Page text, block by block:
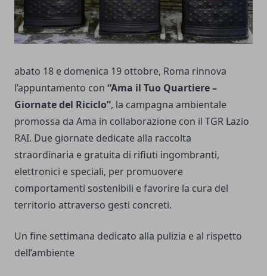
abato 18 e domenica 19 ottobre, Roma rinnova
l’appuntamento con “Ama il Tuo Quartiere –
Giornate del Riciclo”, la campagna ambientale
promossa da Ama in collaborazione con il TGR Lazio
RAI. Due giornate dedicate alla raccolta
straordinaria e gratuita di rifiuti ingombranti,
elettronici e speciali, per promuovere
comportamenti sostenibili e favorire la cura del
territorio attraverso gesti concreti.
Un fine settimana dedicato alla pulizia e al rispetto
dell’ambiente